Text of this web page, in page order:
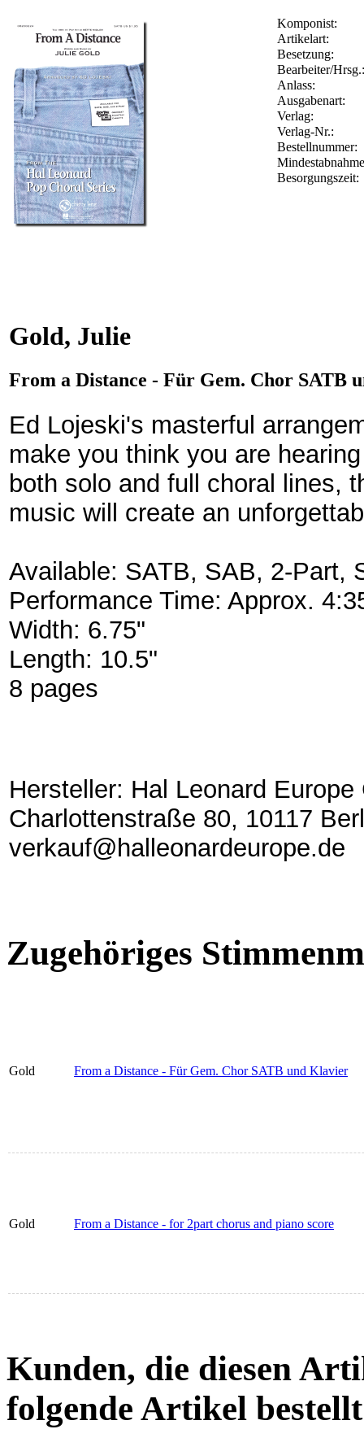
Komponist:
Artikelart:
Besetzung:
Bearbeiter/Hrsg.:
Anlass:
Ausgabenart:
Verlag:
Verlag-Nr.:
Bestellnummer:
Besorgungszeit:
Gold, Julie
From a Distance - Für Gem. Chor SATB
Ed Lojeski's masterful
make you think you are
both solo and full choral lines,
music will create an
Available: SATB, SAB, 2-Part,
Performance Time: Approx.
Width: 6.75"
Length: 10.5"
8 pages
Hersteller: Hal Leonard
Charlottenstraße 80, 10117
verkauf@halleonardeurope.de
Zugehöriges
Gold From a Distance - Für Gem. Chor SATB und Klavier
Gold From a Distance - for 2part chorus and piano score
Kunden, die diesen
folgende Artikel